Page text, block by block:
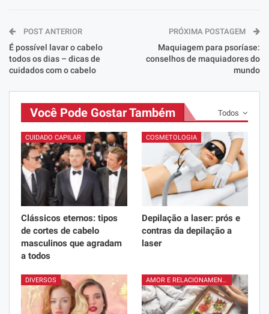
POST ANTERIOR
É possível lavar o cabelo
todos os dias – dicas de
cuidados com o cabelo
PRÓXIMA POSTAGEM
Maquiagem para psoríase:
conselhos de maquiadores do
mundo
Todos
Você Pode Gostar Também
CUIDADO CAPILAR
Clássicos eternos: tipos
de cortes de cabelo
masculinos que agradam
a todos
COSMETOLOGIA
Depilação a laser: prós e
contras da depilação a
laser
DIVERSOS AMOR E RELACIONAMENTOS